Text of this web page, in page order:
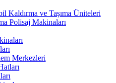
Kaldırma ve Taşıma Üniteleri
Polisaj Makinaları
Merkezleri